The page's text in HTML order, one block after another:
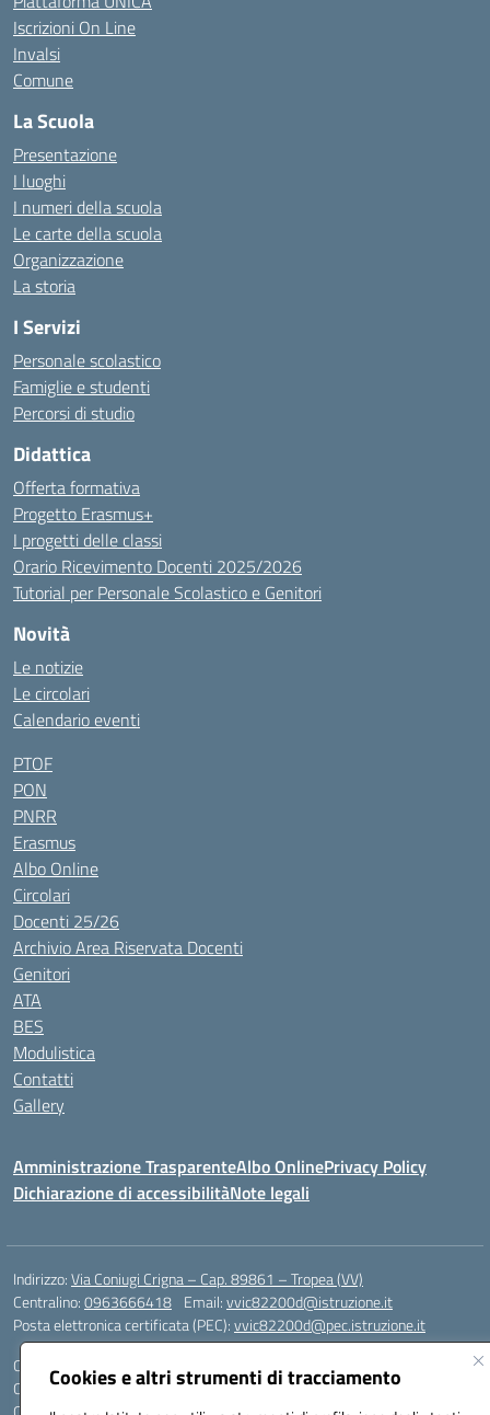
Cookies e altri strumenti di tracciamento
Iscrizioni On Line
Invalsi
Comune
La Scuola
Presentazione
I luoghi
I numeri della scuola
Le carte della scuola
Organizzazione
La storia
I Servizi
Personale scolastico
Famiglie e studenti
Percorsi di studio
Didattica
Offerta formativa
Progetto Erasmus+
I progetti delle classi
Orario Ricevimento Docenti 2025/2026
Tutorial per Personale Scolastico e Genitori
Novità
Le notizie
Le circolari
Calendario eventi
PTOF
PON
PNRR
Erasmus
Albo Online
Circolari
Docenti 25/26
Archivio Area Riservata Docenti
Genitori
ATA
BES
Modulistica
Contatti
Gallery
Amministrazione TrasparenteAlbo OnlinePrivacy Policy
Dichiarazione di accessibilitàNote legali
Indirizzo:Via Coniugi Crigna – Cap. 89861 – Tropea (VV)
Centralino:0963666418 Email:vvic82200d@istruzione.it
Posta elettronica certificata (PEC):vvic82200d@pec.istruzione.it
Codice fiscale: 96012410799
Codice meccanografico:VVIC82200D